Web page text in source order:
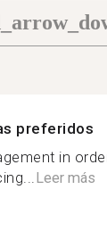
preferidos
in
Leer más